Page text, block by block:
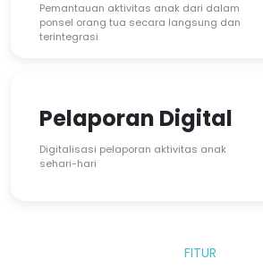
Pemantauan aktivitas anak dari dalam
ponsel orang tua secara langsung dan
terintegrasi
Hemat
mendigitalkan proses
Pelaporan Digital
Digitalisasi pelaporan aktivitas anak
sehari-hari
Dapatkan pengingat
FITUR